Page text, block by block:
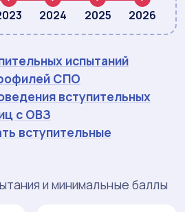
2024 2025 2026
испытаний
СПО
вступительных
с ОВЗ
вступительные
и минимальные баллы